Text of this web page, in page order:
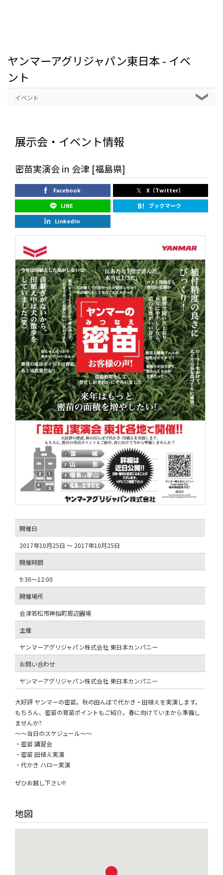
ヤンマーアグリジャパン東日本 - イベ
ント
イベント
展示会・イベント情報
密苗実演会 in 会津 [福島県]
Facebook
X（Twitter）
LINE
ブックマーク
LinkedIn
開催日
2017年10月25日 ～ 2017年10月25日
開催時間
9:30～12:00
開催場所
会津若松市神指町周辺圃場
主催
ヤンマーアグリジャパン株式会社 東日本カンパニー
お問い合わせ
ヤンマーアグリジャパン株式会社 東日本カンパニー
大好評 ヤンマーの密苗。秋の田んぼで代かき・田植えを実演します。
もちろん、密苗の育苗ポイントもご紹介。春に向けていまから準備し
ませんか?
～～当日のスケジュール～～
・密苗 講習会
・密苗 田植え実演
・代かき ハロー実演
ぜひお越し下さい!!
地図